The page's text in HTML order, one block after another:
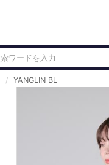
YANGLIN BL